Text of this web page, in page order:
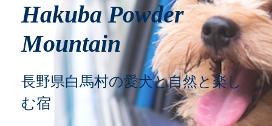
Hakuba Powder
Mountain
長野県白馬村の愛犬と自然と楽し
む宿